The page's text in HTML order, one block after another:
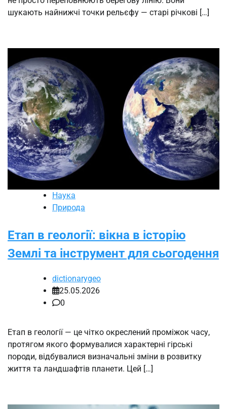
шукають найнижчі точки рельєфу — старі річкові […]
Наука
Природа
Етап в геології: вікна в історію
Землі та інструмент для сьогодення
dictionarygeo
25.05.2026
0
Етап в геології — це чітко окреслений проміжок часу,
протягом якого формувалися характерні гірські
породи, відбувалися визначальні зміни в розвитку
життя та ландшафтів планети. Цей […]